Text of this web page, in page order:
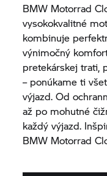
BMW Motorrad
vysokokvalitné
kombinuje
výnimočný
pretekárskej trati,
– ponúkame ti
výjazd. Od
až po mohutné
každý výjazd.
BMW Motorrad